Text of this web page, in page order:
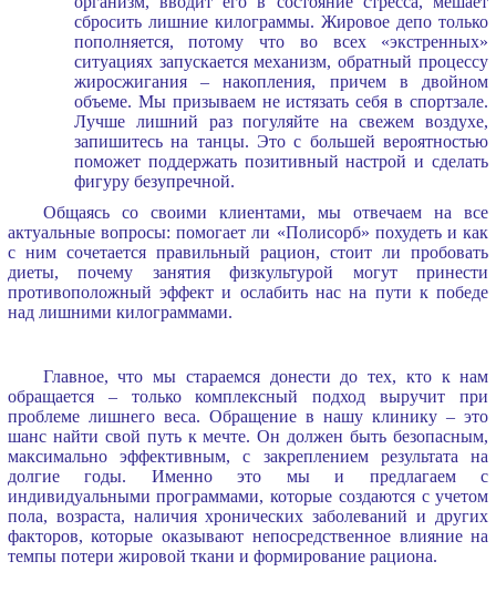
сбросить лишние килограммы. Жировое депо только
пополняется, потому что во всех «экстренных»
ситуациях запускается механизм, обратный процессу
жиросжигания – накопления, причем в двойном
объеме. Мы призываем не истязать себя в спортзале.
Лучше лишний раз погуляйте на свежем воздухе,
запишитесь на танцы. Это с большей вероятностью
поможет поддержать позитивный настрой и сделать
фигуру безупречной.
Общаясь со своими клиентами, мы отвечаем на все
актуальные вопросы: помогает ли «Полисорб» похудеть и как
с ним сочетается правильный рацион, стоит ли пробовать
диеты, почему занятия физкультурой могут принести
противоположный эффект и ослабить нас на пути к победе
над лишними килограммами.
Главное, что мы стараемся донести до тех, кто к нам
обращается – только комплексный подход выручит при
проблеме лишнего веса. Обращение в нашу клинику – это
шанс найти свой путь к мечте. Он должен быть безопасным,
максимально эффективным, с закреплением результата на
долгие годы. Именно это мы и предлагаем с
индивидуальными программами, которые создаются с учетом
пола, возраста, наличия хронических заболеваний и других
факторов, которые оказывают непосредственное влияние на
темпы потери жировой ткани и формирование рациона.